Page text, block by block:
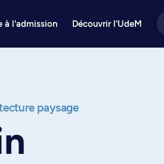
à l'admission Découvrir l'UdeM
paysage